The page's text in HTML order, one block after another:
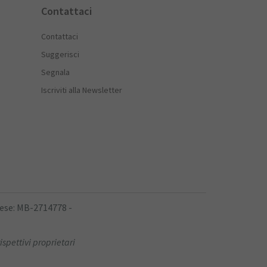
Contattaci
Contattaci
Suggerisci
Segnala
Iscriviti alla Newsletter
MB-2714778 -
proprietari